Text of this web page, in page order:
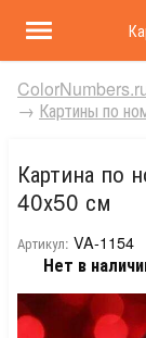
→ Картины по
Картина по
40х50 см
Артикул: VA-1154
Нет в